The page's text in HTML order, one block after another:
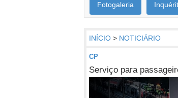
Fotogaleria
INÍCIO > NOTICIÁRIO
CP
Serviço para